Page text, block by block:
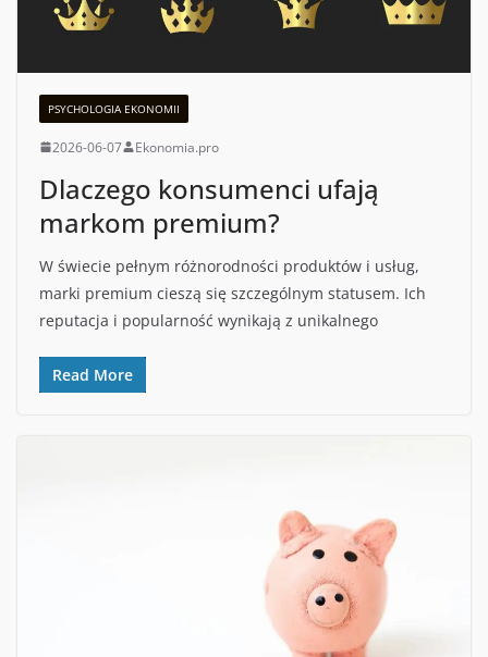
PSYCHOLOGIA EKONOMII
2026-06-07 Ekonomia.pro
Dlaczego konsumenci ufają
markom premium?
W świecie pełnym różnorodności produktów i usług,
marki premium cieszą się szczególnym statusem. Ich
reputacja i popularność wynikają z unikalnego
Read More